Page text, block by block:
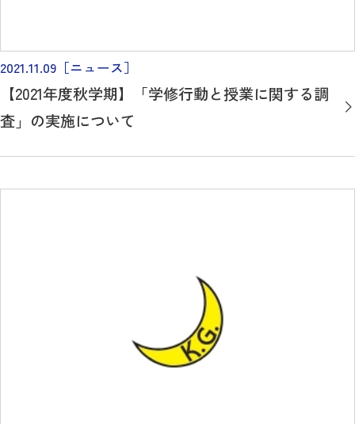
2021.11.09 ［ニュース］
【2021年度秋学期】「学修行動と授業に関する調
査」の実施について